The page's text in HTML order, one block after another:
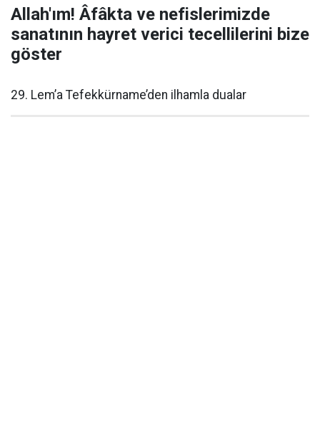
Allah'ım! Âfâkta ve nefislerimizde
sanatının hayret verici tecellilerini bize
göster
29. Lem’a Tefekkürname’den ilhamla dualar